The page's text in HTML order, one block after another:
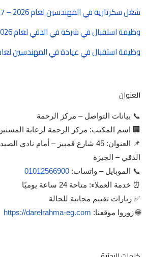
شغل سكرتارية في المهندسين لعام 2026 – 2027
وظيفة استقبال في شركة في الدقي لعام 2026 – 2027
وظيفة استقبال في عيادة في المهندسين لعام 2026 –
العنوان
📞 بيانات التواصل – مركز الرحمة
🏢 اسم المكتب: مركز الرحمة لرعاية
📌 العنوان: 45 شارع قمبيز – أمام
الدقي – الجيزة
📞 الموبايل – واتساب:01012566900
⏰ خدمة العملاء: متاحة 24 ساعة يوميًا
✅ زيارات تقييم مجانية للحالة
🌐 زوروا موقعنا: https://darelrahma-eg.com